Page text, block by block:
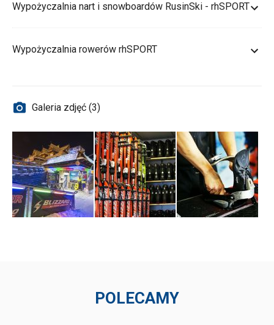
Wypożyczalnia nart i snowboardów RusinSki - rhSPORT
Wypożyczalnia rowerów rhSPORT
Galeria zdjęć (3)
POLECAMY